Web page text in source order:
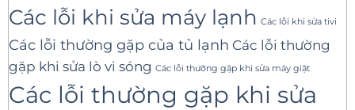
Các lỗi khi sửa máy lạnh Các lỗi khi sửa tivi
Các lỗi thường gặp của tủ lạnh Các lỗi thường
gặp khi sửa lò vi sóng Các lỗi thường gặp khi sửa máy giặt
Các lỗi thường gặp khi sửa